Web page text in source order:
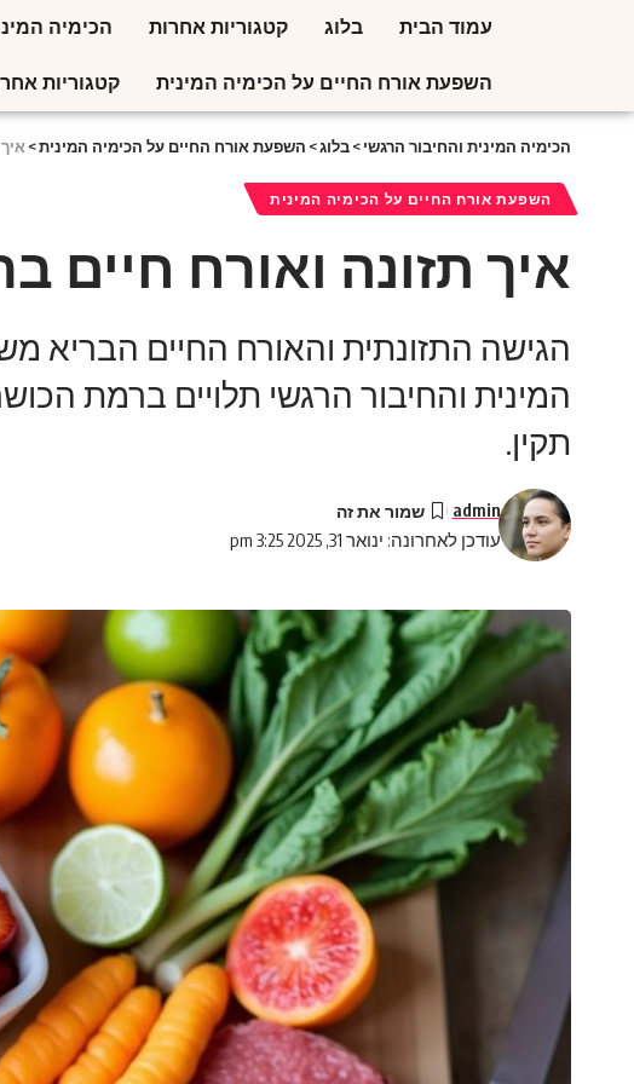
עמוד הבית בלוג קטגוריות אחרות הכימיה
השפעת אורח החיים על הכימיה המינית קטגוריות
הכימיה המינית והחיבור הרגשי>בלוג> השפעת אורח החיים על הכימיה המינית>
השפעת אורח החיים על הכימיה המינית
איך תזונה ואורח חיים
הגישה התזונתית והאורח החיים הבריא
המינית והחיבור הרגשי תלויים ברמת
תקין.
עודכן לאחרונה: ינואר 31, 2025 3:25 pm
admin